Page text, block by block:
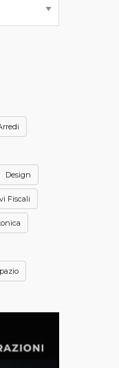
Design
Fiscali